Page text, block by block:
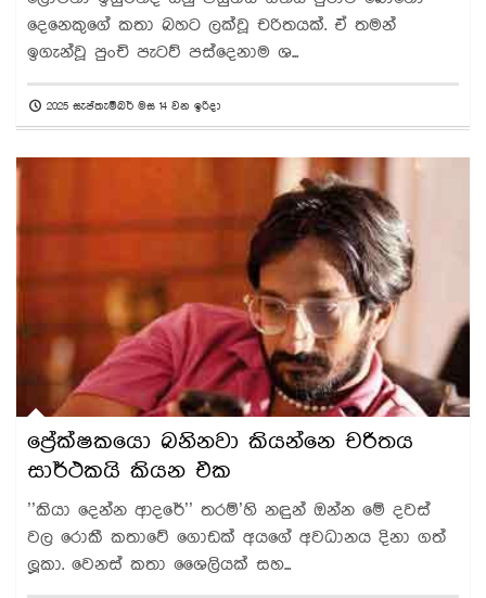
දෙනෙකුගේ කතා බහට ලක්වූ චරිතයක්. ඒ තමන්
ඉගැන්වූ පුංචි පැටව් පස්දෙනාම ශ...
2025 සැප්තැම්බර් මස 14 වන ඉරිදා
ප්‍රේක්ෂකයො බනිනවා කියන්නෙ චරිතය
සාර්ථකයි කියන එක
’’කියා දෙන්න ආදරේ’’ තරම්’හි නඳුන් ඔන්න මේ දවස්
වල රොකී කතාවේ ගොඩක් අයගේ අවධානය දිනා ගත්
ලූකා. වෙනස් කතා ශෛලියක් සහ...